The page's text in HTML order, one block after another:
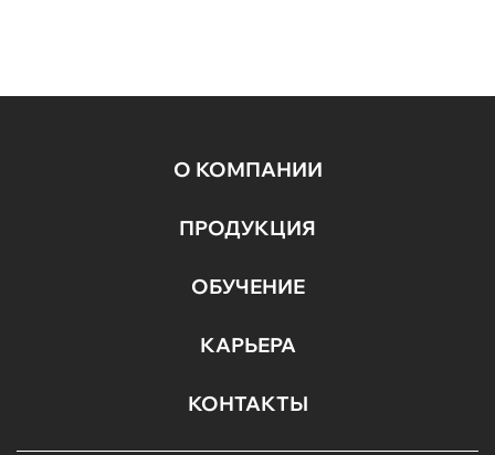
О КОМПАНИИ
ПРОДУКЦИЯ
ОБУЧЕНИЕ
КАРЬЕРА
КОНТАКТЫ